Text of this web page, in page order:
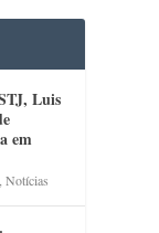
Luis
em
,Notícias